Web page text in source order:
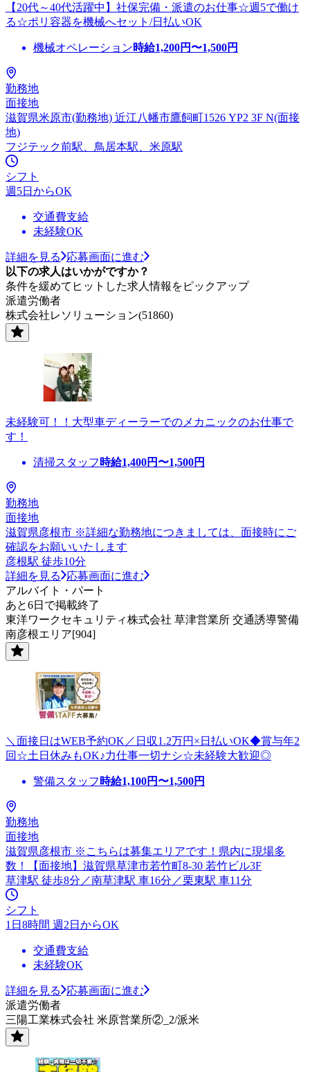
【20代～40代活躍中】社保完備・派遣のお仕事☆週5で働け
る☆ポリ容器を機械へセット/日払いOK
機械オペレーション時給1,200円〜1,500円
勤務地
面接地
滋賀県米原市(勤務地) 近江八幡市鷹飼町1526 YP2 3F N(面接
地)
フジテック前駅、鳥居本駅、米原駅
シフト
週5日からOK
交通費支給
未経験OK
詳細を見る
応募画面に進む
以下の求人はいかがですか？
条件を緩めてヒットした求人情報をピックアップ
派遣労働者
株式会社レソリューション(51860)
未経験可！！大型車ディーラーでのメカニックのお仕事で
す！
清掃スタッフ 時給1,400円〜1,500円
勤務地
面接地
滋賀県彦根市 ※詳細な勤務地につきましては、面接時にご
確認をお願いいたします
彦根駅 徒歩10分
詳細を見る
応募画面に進む
アルバイト・パート
あと6日で掲載終了
東洋ワークセキュリティ株式会社 草津営業所 交通誘導警備
南彦根エリア[904]
＼面接日はWEB予約OK／日収1.2万円×日払いOK◆賞与年2
回☆土日休みもOK♪力仕事一切ナシ☆未経験大歓迎◎
警備スタッフ 時給1,100円〜1,500円
勤務地
面接地
滋賀県彦根市 ※こちらは募集エリアです！県内に現場多
数！【面接地】滋賀県草津市若竹町8-30 若竹ビル3F
草津駅 徒歩8分／南草津駅 車16分／栗東駅 車11分
シフト
1日8時間 週2日からOK
交通費支給
未経験OK
詳細を見る
応募画面に進む
派遣労働者
三陽工業株式会社 米原営業所②_2/派米